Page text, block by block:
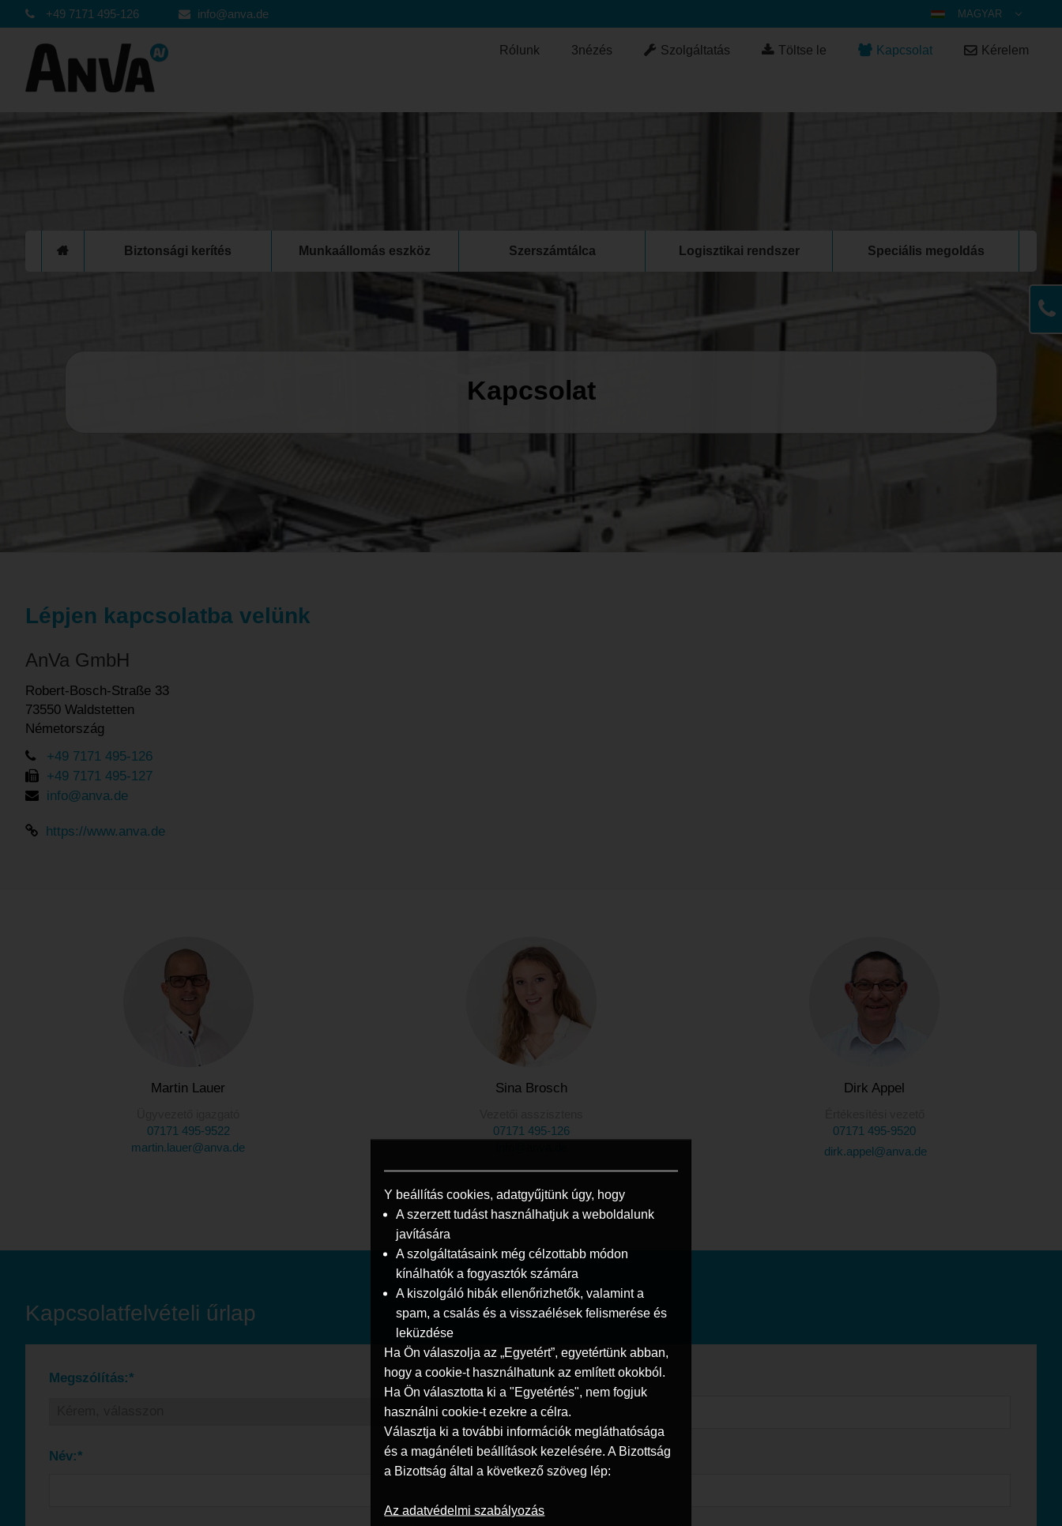
+49 7171 495-126 info@anva.de
中文
MAGYAR
Rólunk 3nézés Szolgáltatás Töltse le Kapcsolat Kérelem
Biztonsági kerítés Munkaállomás eszköz Szerszámtálca Logisztikai rendszer Speciális megoldás
Kapcsolat
Lépjen kapcsolatba velünk
AnVa GmbH
Robert-Bosch-Straße 33
73550 Waldstetten
Németország
+49 7171 495-126
+49 7171 495-127
info@anva.de
https://www.anva.de
Martin Lauer
07171 495-9522
martin.lauer@anva.de
Sina Brosch
07171 495-126
Dirk Appel
dirk.appel@anva.de
07171 495-9520
Kapcsolatfelvételi űrlap
Megszólítás:* Cég:
Név:* Telefon:
Y beállítás cookies, adatgyűjtünk úgy, hogy
A szerzett tudást használhatjuk a weboldalunk
javítására
A szolgáltatásaink még célzottabb módon
kínálhatók a fogyasztók számára
A kiszolgáló hibák ellenőrizhetők, valamint a
spam, a csalás és a visszaélések felismerése és
leküzdése
Ha Ön válaszolja az „Egyetért”, egyetértünk abban,
hogy a cookie-t használhatunk az említett okokból.
Ha Ön választotta ki a "Egyetértés", nem fogjuk
használni cookie-t ezekre a célra.
Választja ki a további információk megláthatósága
és a magánéleti beállítások kezelésére. A Bizottság
a Bizottság által a következő szöveg lép:
Az adatvédelmi szabályozás